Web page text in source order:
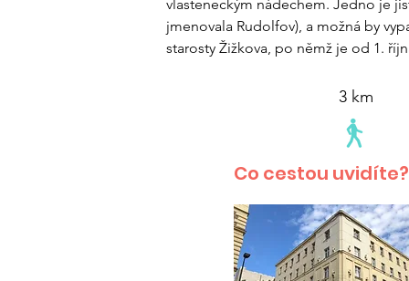
vlasteneckým nádechem. Jedno je
jmenovala Rudolfov), a možná by
starosty Žižkova, po němž je od 1.
3 km
Co cestou uvidíte?